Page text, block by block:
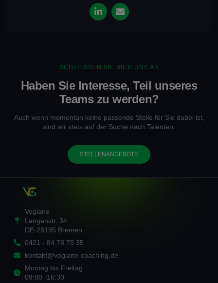
SCHLIESSEN SIE SICH UNS AN
Haben Sie Interesse, Teil unseres
Teams zu werden?
Auch wenn momentan keine passende Stelle für Sie dabei ist,
sind wir stets auf der Suche nach Talenten.
STELLENANGEBOTE
Voglane
Langenstr. 34
DE-28195 Bremen
0421 - 84 78 75 35
kontakt@voglane-coaching.de
Montag bis Freitag
09:00 -16:30